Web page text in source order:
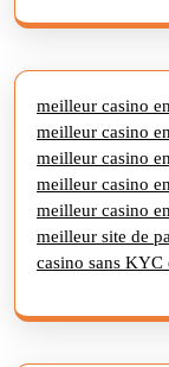
meilleur casino
meilleur casino
meilleur casino
meilleur casino
meilleur casino
meilleur site de
casino sans KYC